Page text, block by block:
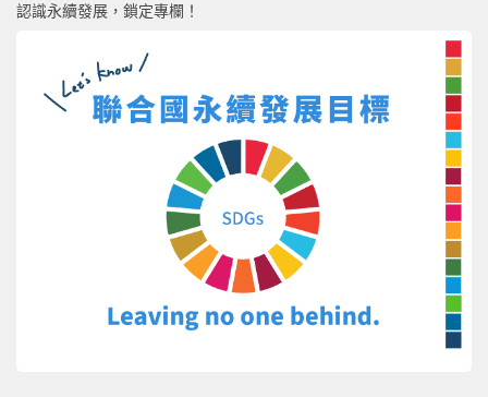
認識永續發展，鎖定專欄！